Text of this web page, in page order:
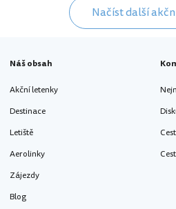
Načíst další
Náš obsah
Akční letenky
Destinace
Letiště
Aerolinky
Zájezdy
Blog